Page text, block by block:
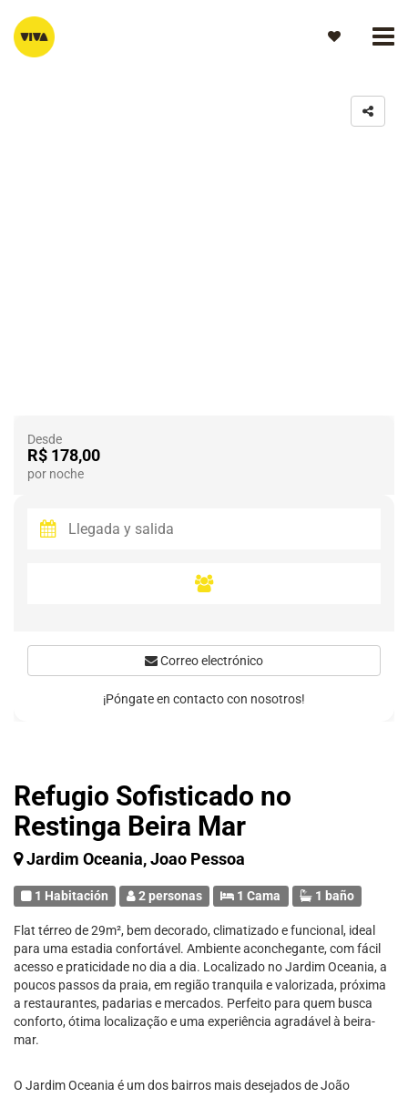
Refugio Sofisticado no
Restinga Beira Mar
Jardim Oceania, Joao Pessoa
1 Habitación 2 personas 1 Cama 1 baño
Flat térreo de 29m², bem decorado, climatizado e funcional, ideal
para uma estadia confortável. Ambiente aconchegante, com fácil
acesso e praticidade no dia a dia. Localizado no Jardim Oceania, a
poucos passos da praia, em região tranquila e valorizada, próxima
a restaurantes, padarias e mercados. Perfeito para quem busca
conforto, ótima localização e uma experiência agradável à beira-
mar.
O Jardim Oceania é um dos bairros mais desejados de João
Desde
R$ 178,00
por noche
Correo electrónico
¡Póngate en contacto con nosotros!